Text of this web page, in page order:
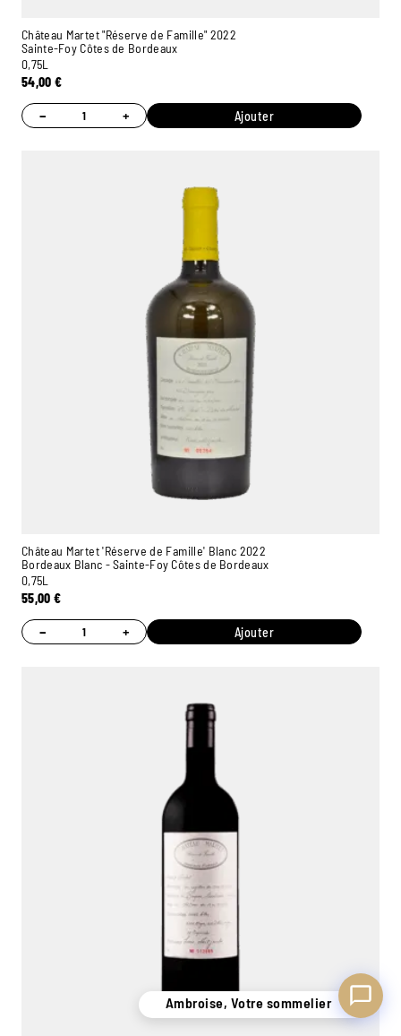
Château Martet "Réserve de Famille" 2022
Sainte-Foy Côtes de Bordeaux
0,75L
54,00€
− + Ajouter
Château Martet 'Réserve de Famille' Blanc 2022
Bordeaux Blanc - Sainte-Foy Côtes de Bordeaux
0,75L
55,00€
− + Ajouter
Ambroise, Votre sommelier
Ambroise, Votre sommelier